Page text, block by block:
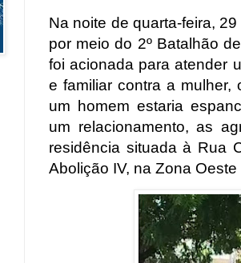
Na noite de quarta-feira,
por meio do 2º Batalhão
foi acionada para atender
e familiar contra a mulher,
um homem estaria
um relacionamento, as
residência situada à Rua
Abolição IV, na Zona